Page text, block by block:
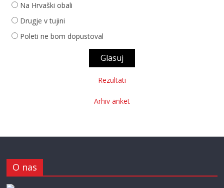
Na Hrvaški obali
Drugje v tujini
Poleti ne bom dopustoval
Rezultati
Arhiv anket
O nas